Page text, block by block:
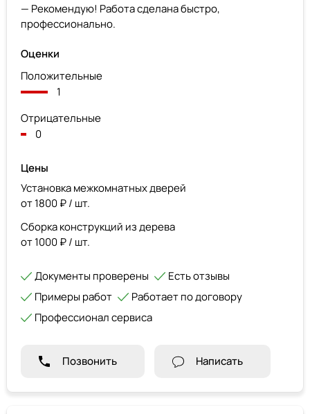
— Рекомендую! Работа сделана быстро,
профессионально.
Оценки
Положительные
1
Отрицательные
0
Цены
Установка межкомнатных дверей
от 1800 ₽ / шт.
Сборка конструкций из дерева
от 1000 ₽ / шт.
Документы проверены
Есть отзывы
Примеры работ
Работает по договору
Профессионал сервиса
Позвонить Написать